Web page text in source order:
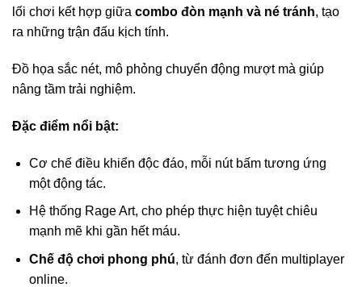
lối chơi kết hợp giữa combo đòn mạnh và né tránh, tạo
ra những trận đấu kịch tính.
Đồ họa sắc nét, mô phỏng chuyển động mượt mà giúp
nâng tầm trải nghiệm.
Đặc điểm nổi bật:
Cơ chế điều khiển độc đáo, mỗi nút bấm tương ứng
một động tác.
Hệ thống Rage Art, cho phép thực hiện tuyệt chiêu
mạnh mẽ khi gần hết máu.
Chế độ chơi phong phú, từ đánh đơn đến multiplayer
online.